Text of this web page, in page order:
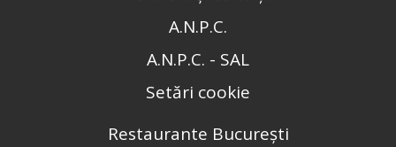
A.N.P.C.
A.N.P.C. - SAL
Setări cookie
Restaurante București